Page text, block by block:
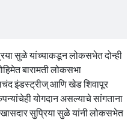
सुळे यांच्याकडून लोकसभेत दोन्ही
बारामती लोकसभा
इंडस्ट्रीज् आणि खेड शिवापूर
योगदान असल्याचे सांगताना
सुप्रिया सुळे यांनी लोकसभेत